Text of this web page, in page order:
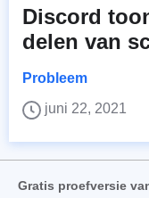
Discord
delen van
Probleem
juni 22, 2021
Gratis proefversie